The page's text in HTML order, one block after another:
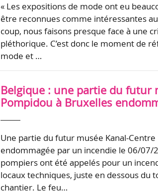
« Les expositions de mode ont eu
être reconnues comme intéressantes
coup, nous faisons presque face à une
pléthorique. C’est donc le moment de
mode et …
Belgique : une partie du futur
Pompidou à Bruxelles
Une partie du futur musée Kanal-
endommagée par un incendie le 06/07/
pompiers ont été appelés pour un
locaux techniques, juste en dessous du
chantier. Le feu…